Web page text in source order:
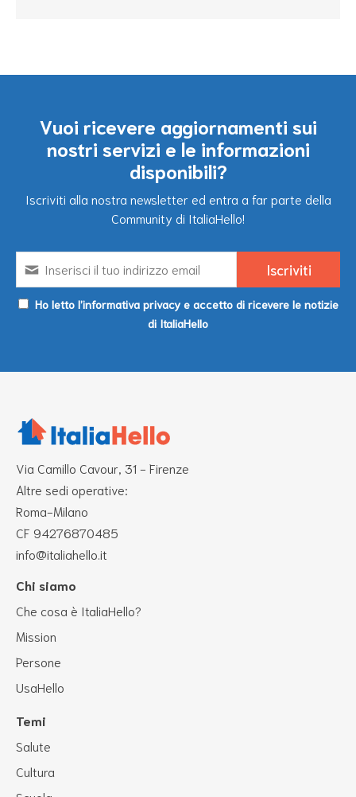
Vuoi ricevere aggiornamenti sui
nostri servizi e le informazioni
disponibili?
Iscriviti alla nostra newsletter ed entra a far parte della
Community di ItaliaHello!
Ho letto l’informativa privacy e accetto di ricevere le notizie
di ItaliaHello
Via Camillo Cavour, 31 - Firenze
Altre sedi operative:
Roma-Milano
CF 94276870485
info@italiahello.it
Chi siamo
Che cosa è ItaliaHello?
Mission
Persone
UsaHello
Temi
Salute
Cultura